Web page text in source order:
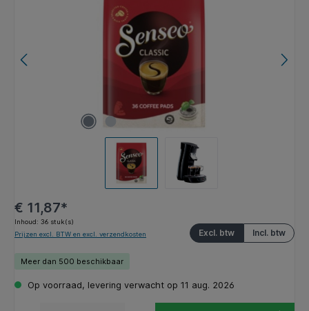
€ 11,87*
Inhoud: 36 stuk(s)
Incl. btw
Excl. btw
Prijzen excl. BTW en excl. verzendkosten
Meer dan 500 beschikbaar
Op voorraad, levering verwacht op 11 aug. 2026